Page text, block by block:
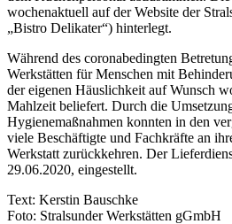
wochenaktuell auf der Website der
„Bistro Delikater“) hinterlegt.
Während des coronabedingten
Werkstätten für Menschen mit
der eigenen Häuslichkeit auf Wunsch
Mahlzeit beliefert. Durch die
Hygienemaßnahmen konnten in den
viele Beschäftigte und Fachkräfte an
Werkstatt zurückkehren. Der
29.06.2020, eingestellt.
Text: Kerstin Bauschke
Foto: Stralsunder Werkstätten gGmbH